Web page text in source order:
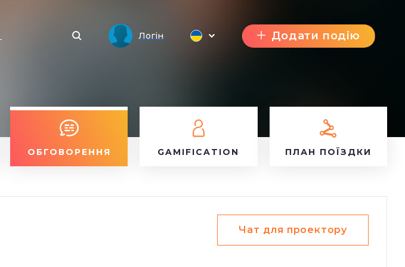
Логін Додати подію
ОБГОВОРЕННЯ GAMIFICATION ПЛАН ПОЇЗДКИ
Чат для проектору